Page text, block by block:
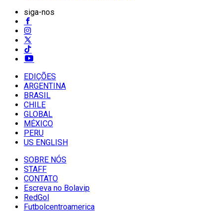
siga-nos
EDIÇÕES
ARGENTINA
BRASIL
CHILE
GLOBAL
MÉXICO
PERU
US ENGLISH
SOBRE NÓS
STAFF
CONTATO
Escreva no Bolavip
RedGol
Futbolcentroamerica